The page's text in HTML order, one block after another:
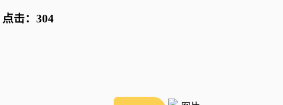
点击： 304